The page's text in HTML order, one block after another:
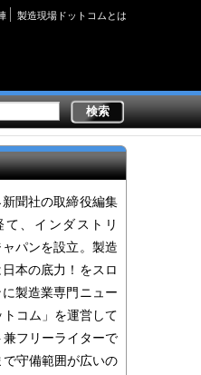
製造現場ドットコムとは
聞社の取締役編集
て、インダストリ
パンを設立。製造
本の底力！をスロ
製造業専門ニュー
コム」を運営して
フリーライターで
守備範囲が広いの